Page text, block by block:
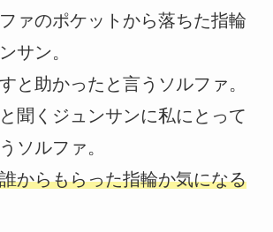
ァのポケットから落ちた指輪
サン。
と助かったと言うソルファ。
聞くジュンサンに私にとって
ソルファ。
からもらった指輪か気になる